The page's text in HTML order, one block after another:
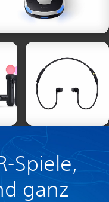
Spiele,
ganz